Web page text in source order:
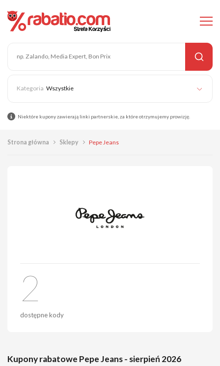
Wszystkie
Niektóre kupony zawierają linki partnerskie, za które otrzymujemy prowizję.
Strona główna Sklepy Pepe Jeans
2
dostępne kody
Kupony rabatowe Pepe Jeans - sierpień 2026